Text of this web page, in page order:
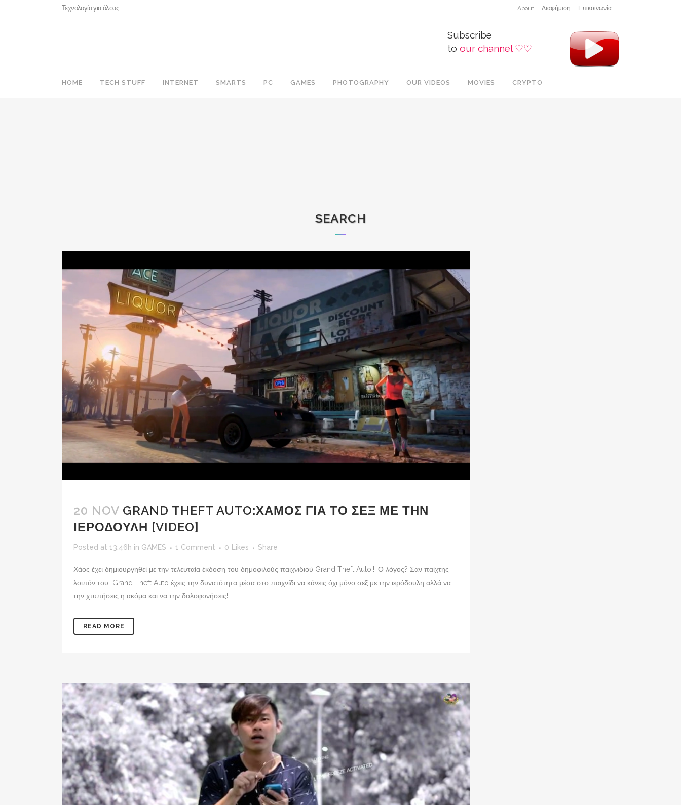
Τεχνολογία για όλους… About Διαφήμιση Επικοινωνία
Subscribe
to our channel ♡♡
HOME TECH STUFF INTERNET SMARTS PC GAMES PHOTOGRAPHY OUR VIDEOS MOVIES CRYPTO
SEARCH
20 NOV GRAND THEFT AUTO:ΧΑΜΟΣ ΓΙΑ ΤΟ ΣΕΞ ΜΕ ΤΗΝ
ΙΕΡΟΔΟΥΛΗ [VIDEO]
Posted at 13:46h in GAMES 1 Comment 0 Likes Share
Χάος έχει δημιουργηθεί με την τελευταία έκδοση του δημοφιλούς παιχνιδιού Grand Theft Auto!!! Ο λόγος? Σαν παίχτης
λοιπόν του Grand Theft Auto έχεις την δυνατότητα μέσα στο παιχνίδι να κάνεις όχι μόνο σεξ με την ιερόδουλη αλλά να
την χτυπήσεις η ακόμα και να την δολοφονήσεις!...
READ MORE